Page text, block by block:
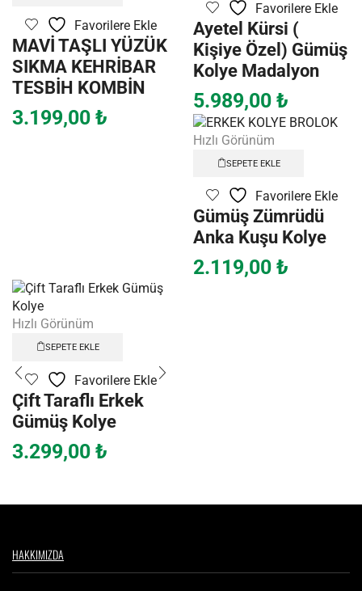
Favorilere Ekle
MAVİ TAŞLI YÜZÜK
SIKMA KEHRİBAR
TESBİH KOMBİN
3.199,00 ₺
Favorilere Ekle
Ayetel Kürsi (
Kişiye Özel) Gümüş
Kolye Madalyon
5.989,00 ₺
Hızlı Görünüm
SEPETE EKLE
Favorilere Ekle
Gümüş Zümrüdü
Anka Kuşu Kolye
2.119,00 ₺
Hızlı Görünüm
SEPETE EKLE
Favorilere Ekle
Çift Taraflı Erkek
Gümüş Kolye
3.299,00 ₺
HAKKIMIZDA